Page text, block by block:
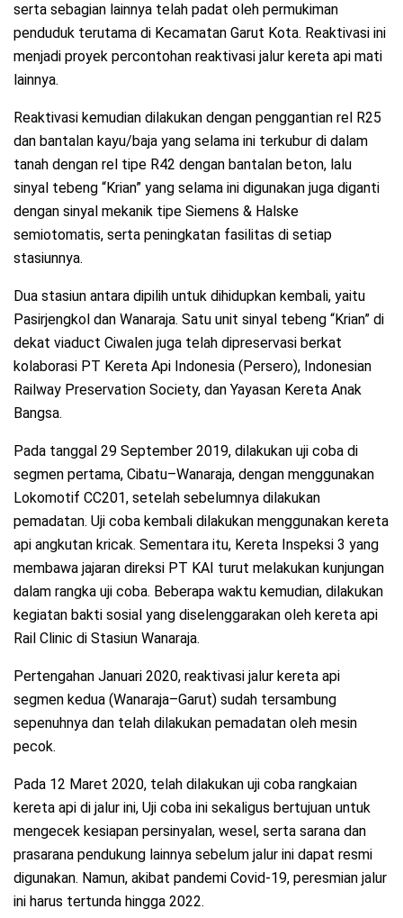
serta sebagian lainnya telah padat oleh permukiman
penduduk terutama di Kecamatan Garut Kota. Reaktivasi ini
menjadi proyek percontohan reaktivasi jalur kereta api mati
lainnya.
Reaktivasi kemudian dilakukan dengan penggantian rel R25
dan bantalan kayu/baja yang selama ini terkubur di dalam
tanah dengan rel tipe R42 dengan bantalan beton, lalu
sinyal tebeng “Krian” yang selama ini digunakan juga diganti
dengan sinyal mekanik tipe Siemens & Halske
semiotomatis, serta peningkatan fasilitas di setiap
stasiunnya.
Dua stasiun antara dipilih untuk dihidupkan kembali, yaitu
Pasirjengkol dan Wanaraja. Satu unit sinyal tebeng “Krian” di
dekat viaduct Ciwalen juga telah dipreservasi berkat
kolaborasi PT Kereta Api Indonesia (Persero), Indonesian
Railway Preservation Society, dan Yayasan Kereta Anak
Bangsa.
Pada tanggal 29 September 2019, dilakukan uji coba di
segmen pertama, Cibatu–Wanaraja, dengan menggunakan
Lokomotif CC201, setelah sebelumnya dilakukan
pemadatan. Uji coba kembali dilakukan menggunakan kereta
api angkutan kricak. Sementara itu, Kereta Inspeksi 3 yang
membawa jajaran direksi PT KAI turut melakukan kunjungan
dalam rangka uji coba. Beberapa waktu kemudian, dilakukan
kegiatan bakti sosial yang diselenggarakan oleh kereta api
Rail Clinic di Stasiun Wanaraja.
Pertengahan Januari 2020, reaktivasi jalur kereta api
segmen kedua (Wanaraja–Garut) sudah tersambung
sepenuhnya dan telah dilakukan pemadatan oleh mesin
pecok.
Pada 12 Maret 2020, telah dilakukan uji coba rangkaian
kereta api di jalur ini, Uji coba ini sekaligus bertujuan untuk
mengecek kesiapan persinyalan, wesel, serta sarana dan
prasarana pendukung lainnya sebelum jalur ini dapat resmi
digunakan. Namun, akibat pandemi Covid-19, peresmian jalur
ini harus tertunda hingga 2022.